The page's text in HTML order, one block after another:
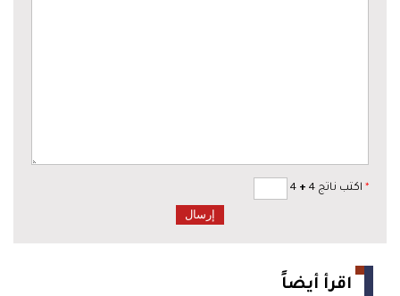
* اكتب ناتج 4 +
اقرأ أيضاً